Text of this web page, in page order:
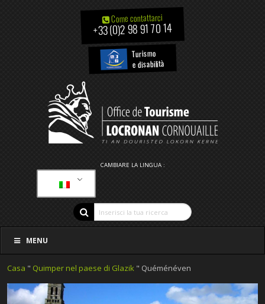
Come contattarci
+33 (0)2 98 91 70 14
Turismo
e disabilità
CAMBIARE LA LINGUA :
MENU
Casa " Quimper nel paese di Glazik " Quéménéven